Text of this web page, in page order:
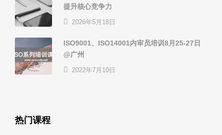
提升核心竞争力
2026年5月18日
ISO9001、ISO14001内审员培训8月25-27日
@广州
2022年7月10日
热门课程